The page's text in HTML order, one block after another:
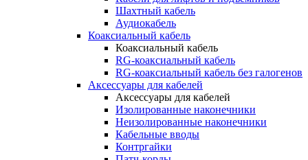
Шахтный кабель
Аудиокабель
Коаксиальный кабель
Коаксиальный кабель
RG-коаксиальный кабель
RG-коаксиальный кабель без галогенов
Аксессуары для кабелей
Аксессуары для кабелей
Изолированные наконечники
Неизолированные наконечники
Кабельные вводы
Контргайки